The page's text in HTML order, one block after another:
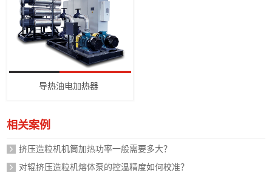
导热油电加热器
相关案例
挤压造粒机机筒加热功率一般需要多大？
对辊挤压造粒机熔体泵的控温精度如何校准？